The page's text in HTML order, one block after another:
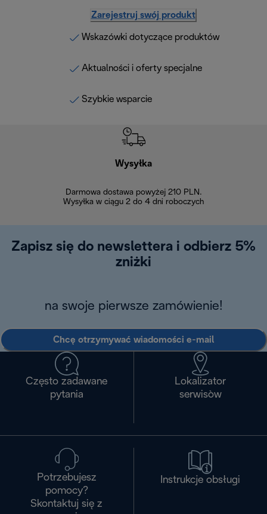
Zarejestruj swój produkt
Wskazówki dotyczące produktów
Aktualności i oferty specjalne
Szybkie wsparcie
Wysyłka
Darmowa dostawa powyżej 210 PLN.
Wysyłka w ciągu 2 do 4 dni roboczych
Zapisz się do newslettera i odbierz 5%
zniżki
na swoje pierwsze zamówienie!
Chcę otrzymywać wiadomości e-mail
Często zadawane
pytania
Lokalizator
serwisòw
Potrzebujesz
pomocy?
Skontaktuj się z
Instrukcje obsługi